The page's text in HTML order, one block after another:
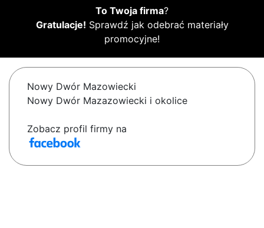
To Twoja firma?
Gratulacje! Sprawdź jak odebrać materiały
promocyjne!
Nowy Dwór Mazowiecki
Nowy Dwór Mazazowiecki i okolice
Zobacz profil firmy na